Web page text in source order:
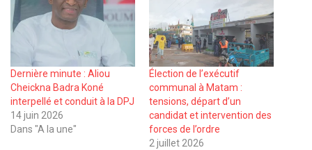
Dernière minute : Aliou
Cheickna Badra Koné
interpellé et conduit à la DPJ
14 juin 2026
Dans "A la une"
Élection de l’exécutif
communal à Matam :
tensions, départ d’un
candidat et intervention des
forces de l’ordre
2 juillet 2026